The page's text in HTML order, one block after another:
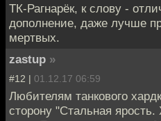
ТК-Рагнарёк, к слову -
дополнение, даже лучше
мертвых.
zastup »
#12 | 01.12.17 06:59
Любителям танкового
сторону "Стальная